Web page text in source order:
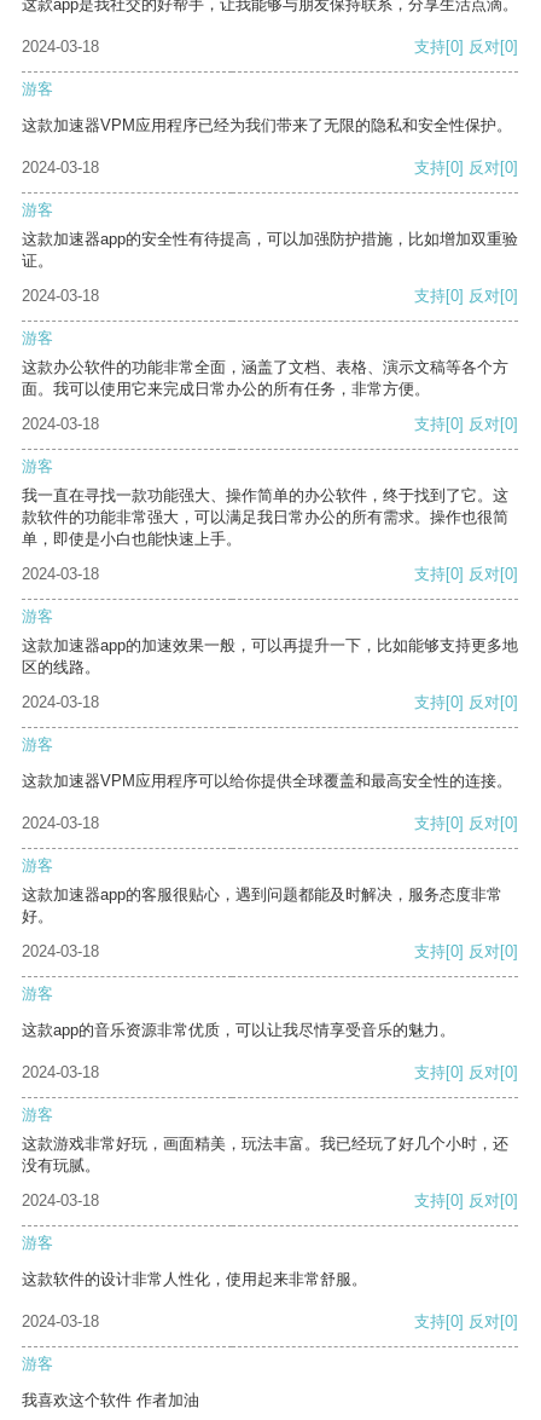
这款app是我社交的好帮手，让我能够与朋友保持联系，分享生活点滴。
2024-03-18 支持[0] 反对[0]
游客
这款加速器VPM应用程序已经为我们带来了无限的隐私和安全性保护。
2024-03-18 支持[0] 反对[0]
游客
这款加速器app的安全性有待提高，可以加强防护措施，比如增加双重验
证。
2024-03-18
支持[0] 反对[0]
游客
这款办公软件的功能非常全面，涵盖了文档、表格、演示文稿等各个方
面。我可以使用它来完成日常办公的所有任务，非常方便。
2024-03-18
支持[0] 反对[0]
游客
我一直在寻找一款功能强大、操作简单的办公软件，终于找到了它。这
款软件的功能非常强大，可以满足我日常办公的所有需求。操作也很简
单，即使是小白也能快速上手。
2024-03-18
支持[0] 反对[0]
游客
这款加速器app的加速效果一般，可以再提升一下，比如能够支持更多地
区的线路。
2024-03-18
支持[0] 反对[0]
游客
这款加速器VPM应用程序可以给你提供全球覆盖和最高安全性的连接。
2024-03-18 支持[0] 反对[0]
游客
这款加速器app的客服很贴心，遇到问题都能及时解决，服务态度非常
好。
2024-03-18
支持[0] 反对[0]
游客
这款app的音乐资源非常优质，可以让我尽情享受音乐的魅力。
2024-03-18 支持[0] 反对[0]
游客
这款游戏非常好玩，画面精美，玩法丰富。我已经玩了好几个小时，还
没有玩腻。
2024-03-18
支持[0] 反对[0]
游客
这款软件的设计非常人性化，使用起来非常舒服。
2024-03-18 支持[0] 反对[0]
游客
我喜欢这个软件 作者加油